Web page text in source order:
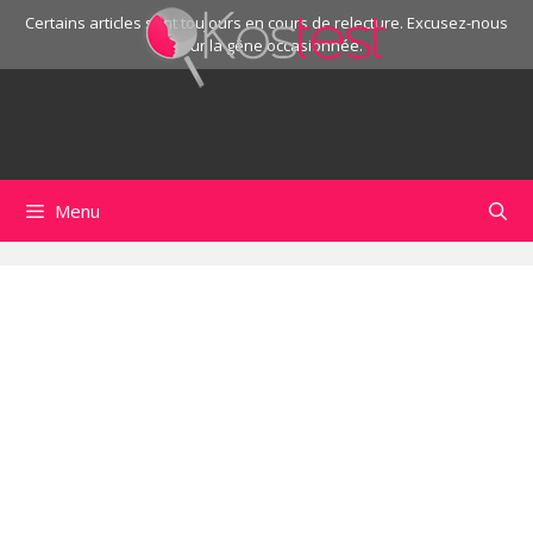
Certains articles sont toujours en cours de relecture. Excusez-nous
pour la gêne occasionnée.
Menu